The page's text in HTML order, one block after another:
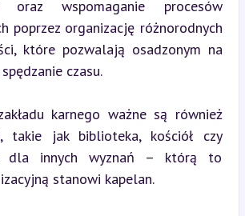
oraz wspomaganie procesów
poprzez organizację różnorodnych
które pozwalają osadzonym na
czasu.
karnego ważne są również
takie jak biblioteka, kościół czy
dla innych wyznań – którą to
stanowi kapelan.